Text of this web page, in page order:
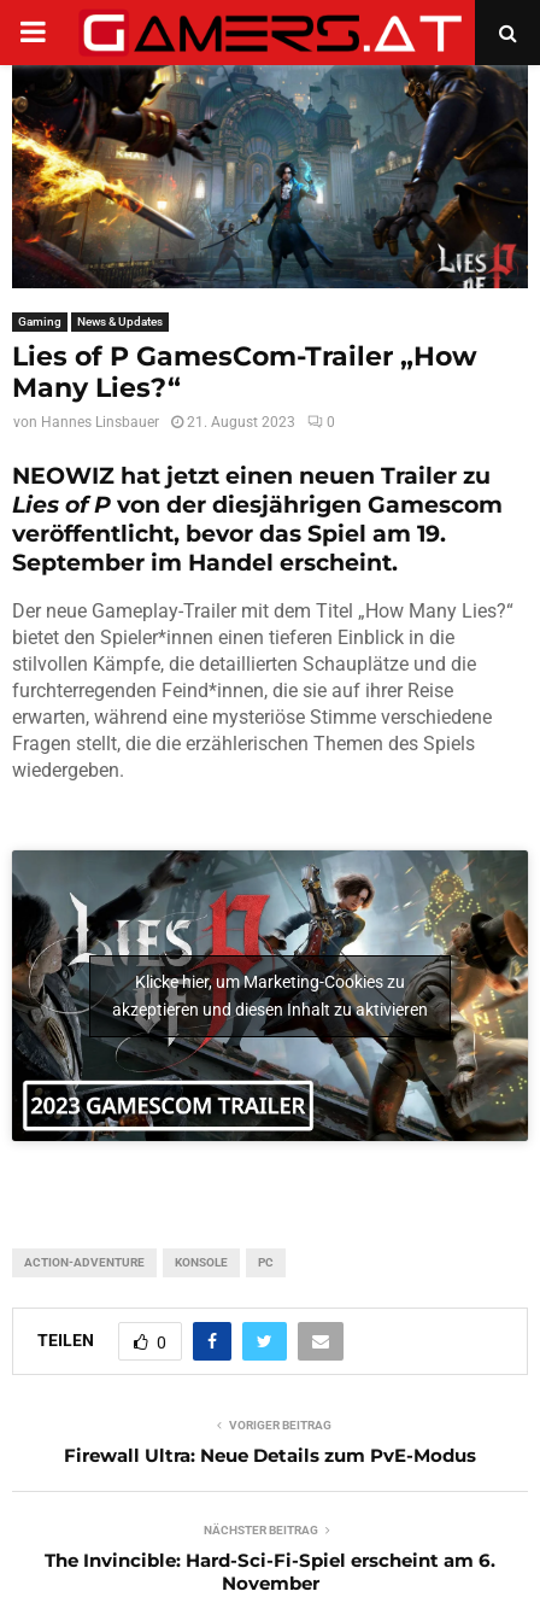
PRIMARY
MENU
Gaming News & Updates
Lies of P GamesCom-Trailer „How
Many Lies?“
von Hannes Linsbauer 21. August 2023 0
NEOWIZ hat jetzt einen neuen Trailer zu
Lies of P von der diesjährigen Gamescom
veröffentlicht, bevor das Spiel am 19.
September im Handel erscheint.
Der neue Gameplay-Trailer mit dem Titel „How Many Lies?“
bietet den Spieler*innen einen tieferen Einblick in die
stilvollen Kämpfe, die detaillierten Schauplätze und die
furchterregenden Feind*innen, die sie auf ihrer Reise
erwarten, während eine mysteriöse Stimme verschiedene
Fragen stellt, die die erzählerischen Themen des Spiels
wiedergeben.
Klicke hier, um Marketing-Cookies zu
akzeptieren und diesen Inhalt zu aktivieren
ACTION-ADVENTURE KONSOLE PC
TEILEN 0
VORIGER BEITRAG
Firewall Ultra: Neue Details zum PvE-Modus
NÄCHSTER BEITRAG
The Invincible: Hard-Sci-Fi-Spiel erscheint am 6.
November